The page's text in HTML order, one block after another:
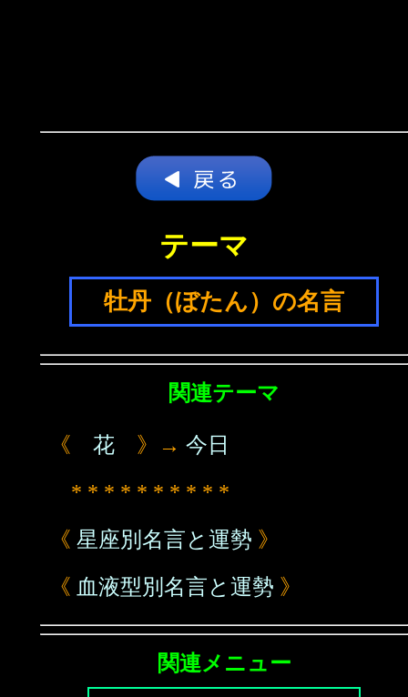
テーマ
牡丹（ぼたん）の名言
関連テーマ
《 花 》→ 今日
* * * * * * * * * *
《 星座別名言と運勢 》
《 血液型別名言と運勢 》
関連メニュー